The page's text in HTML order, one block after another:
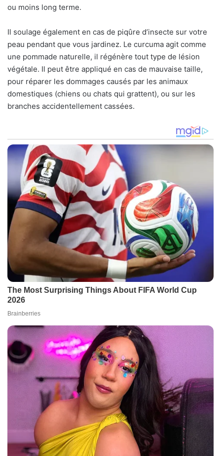
ou moins long terme.
Il soulage également en cas de piqûre d’insecte sur votre
peau pendant que vous jardinez. Le curcuma agit comme
une pommade naturelle, il régénère tout type de lésion
végétale. Il peut être appliqué en cas de mauvaise taille,
pour réparer les dommages causés par les animaux
domestiques (chiens ou chats qui grattent), ou sur les
branches accidentellement cassées.